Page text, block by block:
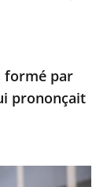
formé par
prononçait